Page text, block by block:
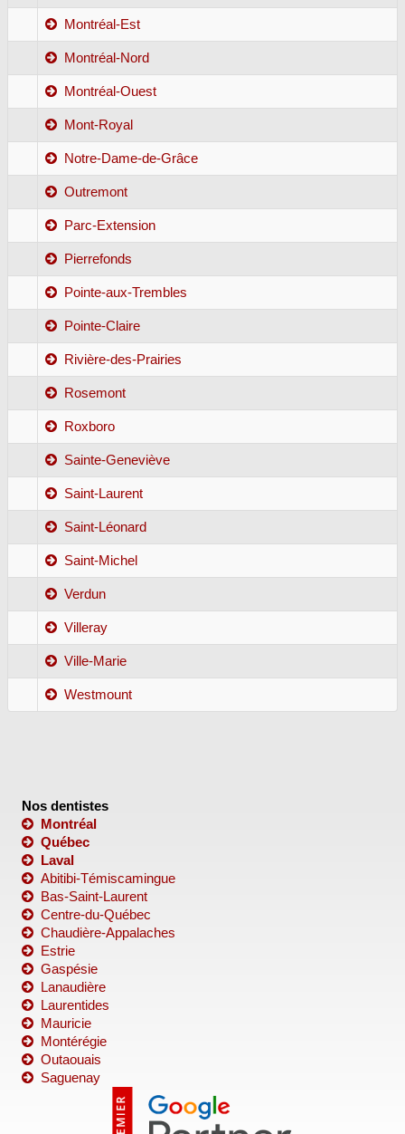
Montréal-Est
Montréal-Nord
Montréal-Ouest
Mont-Royal
Notre-Dame-de-Grâce
Outremont
Parc-Extension
Pierrefonds
Pointe-aux-Trembles
Pointe-Claire
Rivière-des-Prairies
Rosemont
Roxboro
Sainte-Geneviève
Saint-Laurent
Saint-Léonard
Saint-Michel
Verdun
Villeray
Ville-Marie
Westmount
Nos dentistes
Montréal
Québec
Laval
Abitibi-Témiscamingue
Bas-Saint-Laurent
Centre-du-Québec
Chaudière-Appalaches
Estrie
Gaspésie
Lanaudière
Laurentides
Mauricie
Montérégie
Outaouais
Saguenay